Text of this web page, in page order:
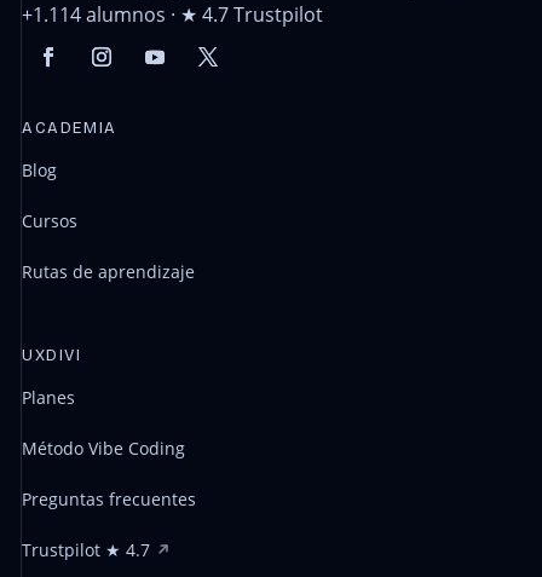
+1.114 alumnos · ★ 4.7 Trustpilot
ACADEMIA
Blog
Cursos
Rutas de aprendizaje
UXDIVI
Planes
Método Vibe Coding
Preguntas frecuentes
Trustpilot ★ 4.7